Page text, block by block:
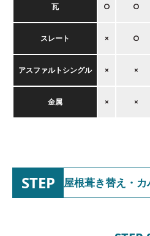
瓦 ○ ○
スレート × ○
アスファルトシングル × ×
金属 × ×
STEP 屋根葺き替え・